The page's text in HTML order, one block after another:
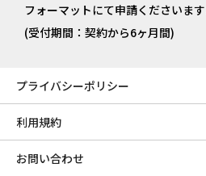
フォーマットにて申請くださいま
(受付期間：契約から6ヶ月間)
プライバシーポリシー
利用規約
お問い合わせ